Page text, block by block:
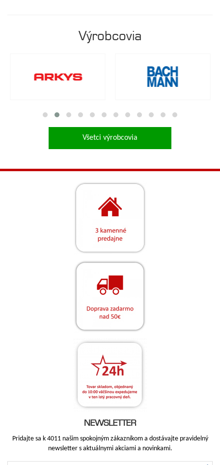
Výrobcovia
Všetci výrobcovia
NEWSLETTER
Pridajte sa k 4011 našim spokojným zákazníkom a dostávajte pravidelný
newsletter s aktuálnymi akciami a novinkami.